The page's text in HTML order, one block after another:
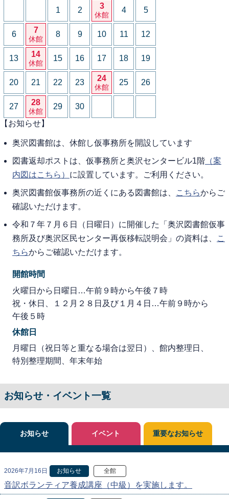
1 2 3
休館
4 5
6 7
休館
8 9 10 11 12
13 14
休館
15 16 17 18 19
20 21 22 23 24
休館
25 26
27 28
休館
29
30
【お知らせ】
奥沢図書館は、休館し仮事務所を開設しています
図書返却ポストは、仮事務所と奥沢センタービル1階 （案
内図はこちら） に設置しています。ご利用ください。
奥沢図書館仮事務所の近くにある図書館は、 こちらからご
確認いただけます。
令和７年７月６日（日曜日）に開催した「奥沢図書館仮事
務所及び奥沢区民センター再仮移転説明会」の資料は、
こ
ちらからご確認いただけます。
開館時間
火曜日から日曜日…午前９時から午後７時
祝・休日、１２月２８日及び１月４日…午前９時から
午後５時
休館日
月曜日（祝日等と重なる場合は翌日）、館内整理日、
特別整理期間、年末年始
お知らせ・イベント一覧
お知らせ
2026年7月16日 お知らせ 全館
音訳ボランティア養成講座（中級）を実施します。
イベント 重要なお知らせ